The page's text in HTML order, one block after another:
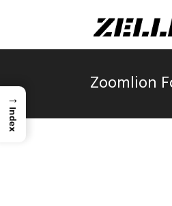
Zoomlion
→
Index